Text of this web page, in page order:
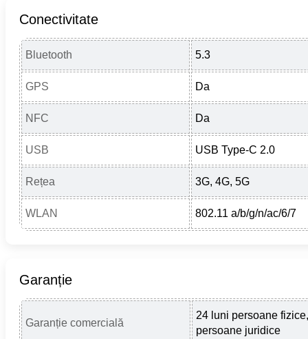
Conectivitate
Bluetooth 5.3
GPS Da
NFC Da
USB USB Type-C 2.0
Rețea 3G, 4G, 5G
WLAN 802.11 a/b/g/n/ac/6/7
Garanție
Garanție comercială
24 luni persoane
persoane juridice